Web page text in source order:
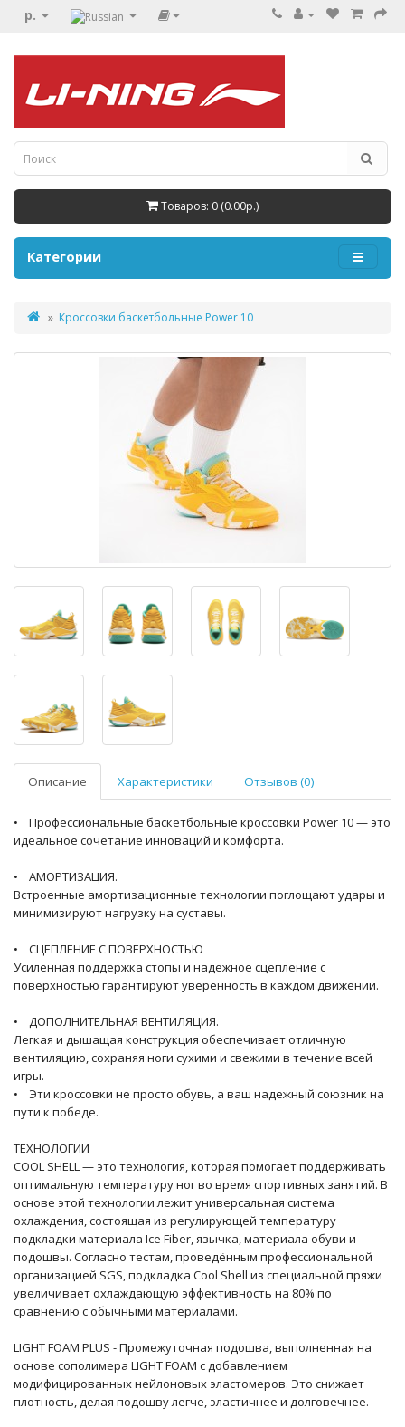
р.
Товаров: 0 (0.00р.)
Категории
Кроссовки баскетбольные Power 10
Описание Характеристики Отзывов (0)
• Профессиональные баскетбольные кроссовки Power 10 — это
идеальное сочетание инноваций и комфорта.
• АМОРТИЗАЦИЯ.
Встроенные амортизационные технологии поглощают удары и
минимизируют нагрузку на суставы.
• СЦЕПЛЕНИЕ С ПОВЕРХНОСТЬЮ
Усиленная поддержка стопы и надежное сцепление с
поверхностью гарантируют уверенность в каждом движении.
• ДОПОЛНИТЕЛЬНАЯ ВЕНТИЛЯЦИЯ.
Легкая и дышащая конструкция обеспечивает отличную
вентиляцию, сохраняя ноги сухими и свежими в течение всей
игры.
• Эти кроссовки не просто обувь, а ваш надежный союзник на
пути к победе.
ТЕХНОЛОГИИ
COOL SHELL — это технология, которая помогает поддерживать
оптимальную температуру ног во время спортивных занятий. В
основе этой технологии лежит универсальная система
охлаждения, состоящая из регулирующей температуру
подкладки материала Ice Fiber, язычка, материала обуви и
подошвы. Согласно тестам, проведённым профессиональной
организацией SGS, подкладка Cool Shell из специальной пряжи
увеличивает охлаждающую эффективность на 80% по
сравнению с обычными материалами.
LIGHT FOAM PLUS - Промежуточная подошва, выполненная на
основе сополимера LIGHT FOAM с добавлением
модифицированных нейлоновых эластомеров. Это снижает
плотность, делая подошву легче, эластичнее и долговечнее.